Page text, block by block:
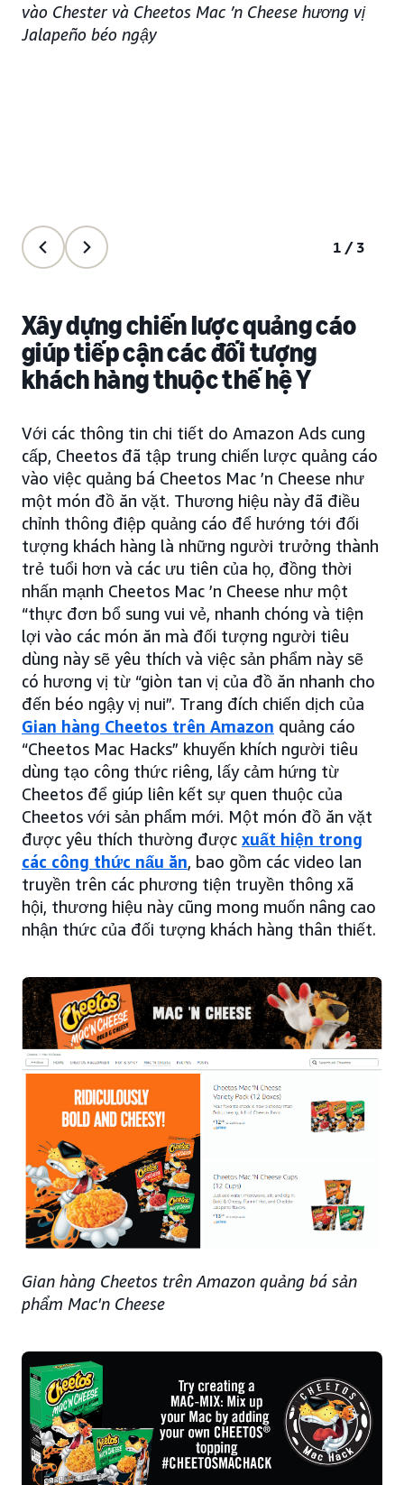
vào Chester và Cheetos Mac ’n Cheese hương vị
Jalapeño béo ngậy
1/3
Xây dựng chiến lược quảng cáo
giúp tiếp cận các đối tượng
khách hàng thuộc thế hệ Y
Với các thông tin chi tiết do Amazon Ads cung
cấp, Cheetos đã tập trung chiến lược quảng cáo
vào việc quảng bá Cheetos Mac ’n Cheese như
một món đồ ăn vặt. Thương hiệu này đã điều
chỉnh thông điệp quảng cáo để hướng tới đối
tượng khách hàng là những người trưởng thành
trẻ tuổi hơn và các ưu tiên của họ, đồng thời
nhấn mạnh Cheetos Mac ’n Cheese như một
“thực đơn bổ sung vui vẻ, nhanh chóng và tiện
lợi vào các món ăn mà đối tượng người tiêu
dùng này sẽ yêu thích và việc sản phẩm này sẽ
có hương vị từ “giòn tan vị của đồ ăn nhanh cho
đến béo ngậy vị nui”. Trang đích chiến dịch của
Gian hàng Cheetos trên Amazon quảng cáo
“Cheetos Mac Hacks” khuyến khích người tiêu
dùng tạo công thức riêng, lấy cảm hứng từ
Cheetos để giúp liên kết sự quen thuộc của
Cheetos với sản phẩm mới. Một món đồ ăn vặt
được yêu thích thường được xuất hiện trong
các công thức nấu ăn, bao gồm các video lan
truyền trên các phương tiện truyền thông xã
hội, thương hiệu này cũng mong muốn nâng cao
nhận thức của đối tượng khách hàng thân thiết.
Gian hàng Cheetos trên Amazon quảng bá sản
phẩm Mac'n Cheese